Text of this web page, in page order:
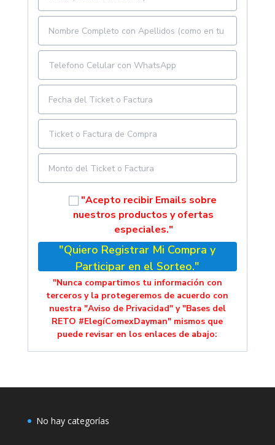
"Acepto recibir Emails sobre
nuestros productos y ofertas
especiales."
"Quiero Registrar Mi Compra y
Participar en el Sorteo."
"Nunca compartimos tu información con
terceros y la protegeremos de acuerdo con
nuestra "Aviso de Privacidad" y "Bases del
RETO #ElegíComexDayman" mismos que
puede revisar en los enlaces de abajo:
No hay categorías